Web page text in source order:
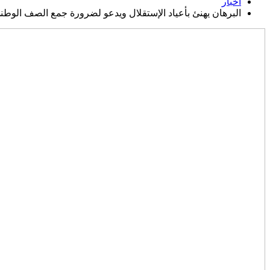
البرهان يهنئ بأعياد الإستقلال ويدعو لضرورة جمع الصف